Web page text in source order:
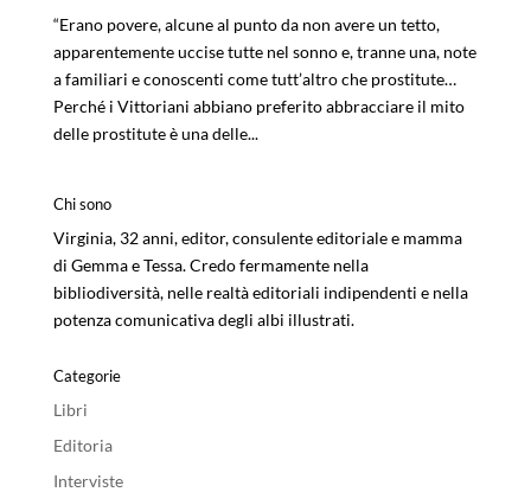
“Erano povere, alcune al punto da non avere un tetto,
apparentemente uccise tutte nel sonno e, tranne una, note
a familiari e conoscenti come tutt’altro che prostitute…
Perché i Vittoriani abbiano preferito abbracciare il mito
delle prostitute è una delle...
Chi sono
Virginia, 32 anni, editor, consulente editoriale e mamma
di Gemma e Tessa. Credo fermamente nella
bibliodiversità, nelle realtà editoriali indipendenti e nella
potenza comunicativa degli albi illustrati.
Categorie
Libri
Editoria
Interviste